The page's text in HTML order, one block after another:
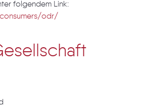
folgendem Link:
odr/